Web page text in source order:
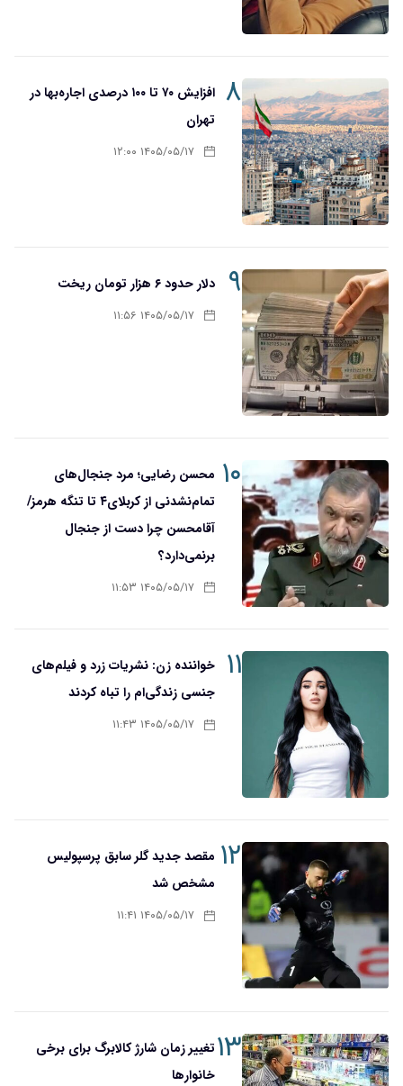
۸
افزایش ۷۰ تا ۱۰۰ درصدی اجاره‌بها در
تهران
۱۴۰۵/۰۵/۱۷ ۱۲:۰۰
۹ دلار حدود ۶ هزار تومان ریخت
۱۴۰۵/۰۵/۱۷ ۱۱:۵۶
۱۰ محسن رضایی؛ مرد جنجال‌های
تمام‌نشدنی از کربلای۴ تا تنگه هرمز/
آقا‌محسن چرا دست از جنجال
برنمی‌دارد؟
۱۴۰۵/۰۵/۱۷ ۱۱:۵۳
۱۱
خواننده زن: نشریات زرد و فیلم‌های
جنسی زندگی‌ام را تباه کردند
۱۴۰۵/۰۵/۱۷ ۱۱:۴۳
۱۲ مقصد جدید گلر سابق پرسپولیس
مشخص شد
۱۴۰۵/۰۵/۱۷ ۱۱:۴۱
۱۳تغییر زمان شارژ کالابرگ برای برخی
خانوارها